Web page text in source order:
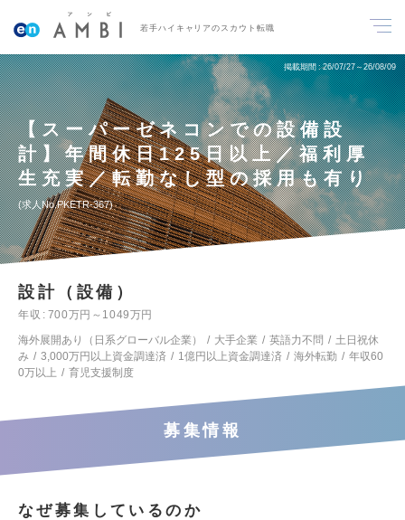
若手ハイキャリアのスカウト転職
掲載期間 26/07/27～26/08/09
【スーパーゼネコンでの設備設
計】年間休日125日以上／福利厚
生充実／転勤なし型の採用も有り
求人No.PKETR-367
設計（設備）
年収
700万円～1049万円
海外展開あり（日系グローバル企業）
大手企業 英語力不問
土日祝休
み
3,000万円以上資金調達済 1億円以上資金調達済 海外転勤
年収60
0万以上
育児支援制度
募集情報
なぜ募集しているのか